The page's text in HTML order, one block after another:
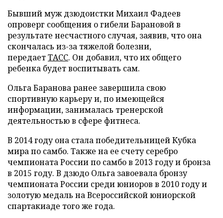
Бывший муж дзюдоистки Михаил Фадеев
опроверг сообщения о гибели Барановой в
результате несчастного случая, заявив, что она
скончалась из-за тяжелой болезни,
передаетТАСС. Он добавил, что их общего
ребенка будет воспитывать сам.
Ольга Баранова ранее завершила свою
спортивную карьеру и, по имеющейся
информации, занималась тренерской
деятельностью в сфере фитнеса.
В 2014 году она стала победительницей Кубка
мира по самбо. Также на ее счету серебро
чемпионата России по самбо в 2013 году и бронза
в 2015 году. В дзюдо Ольга завоевала бронзу
чемпионата России среди юниоров в 2010 году и
золотую медаль на Всероссийской юниорской
спартакиаде того же года.